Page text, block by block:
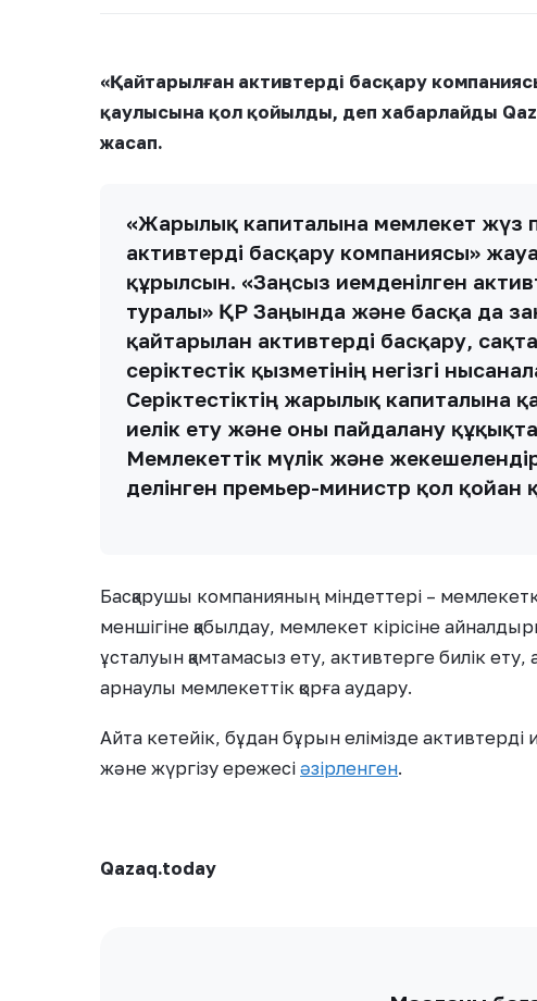
«Қайтарылған активтерді басқару
қаулысына қол қойылды, деп хабарлайды
жасап.
«Жарғылық капиталына мемлекет жүз
активтерді басқару компаниясы»
құрылсын. «Заңсыз иемденілген
туралы» ҚР Заңында және басқа да
қайтарылған активтерді басқару,
серіктестік қызметінің негізгі
Серіктестіктің жарғылық капиталына
иелік ету және оны пайдалану
Мемлекеттік мүлік және
делінген премьер-министр қол қойған
Басқарушы компанияның міндеттері –
меншігіне қабылдау, мемлекет кірісіне
ұсталуын қамтамасыз ету, активтерге билік ету,
арнаулы мемлекеттік қорға аудару.
Айта кетейік, бұдан бұрын елімізде
және жүргізу ережесі әзірленген.
Qazaq.today